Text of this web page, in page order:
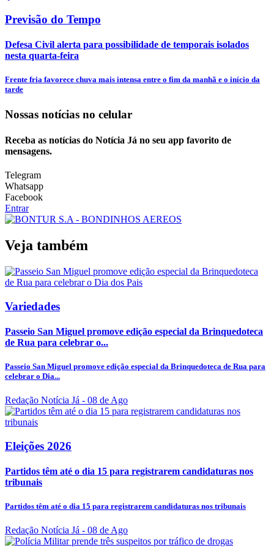
Previsão do Tempo
Defesa Civil alerta para possibilidade de temporais isolados
nesta quarta-feira
Frente fria favorece chuva mais intensa entre o fim da manhã e o início da
tarde
Nossas notícias no celular
Receba as notícias do Notícia Já no seu app favorito de
mensagens.
Telegram
Whatsapp
Facebook
Entrar
Veja também
Variedades
Passeio San Miguel promove edição especial da Brinquedoteca
de Rua para celebrar o...
Passeio San Miguel promove edição especial da Brinquedoteca de Rua para
celebrar o Dia...
Redação Notícia Já - 08 de Ago
Eleições 2026
Partidos têm até o dia 15 para registrarem candidaturas nos
tribunais
Partidos têm até o dia 15 para registrarem candidaturas nos tribunais
Redação Notícia Já - 08 de Ago